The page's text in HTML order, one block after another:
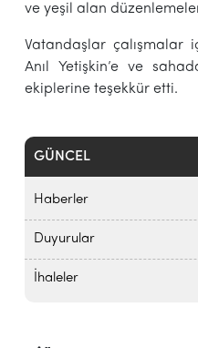
GÜNCEL
Haberler
Duyurular
İhaleler
ve yeşil alan
Vatandaşlar çalışmalar
Anıl Yetişkin’e ve
ekiplerine teşekkür etti.